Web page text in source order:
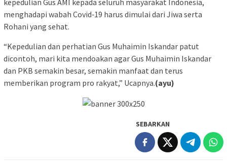
kepedulian Gus AMI kepada seluruh masyarakat Indonesia,
menghadapi wabah Covid‐19 harus dimulai dari Jiwa serta
Rohani yang sehat.
“Kepedulian dan perhatian Gus Muhaimin Iskandar patut
dicontoh, mari kita mendoakan agar Gus Muhaimin Iskandar
dan PKB semakin besar, semakin manfaat dan terus
memberikan program pro rakyat,” Ucapnya.(ayu)
SEBARKAN